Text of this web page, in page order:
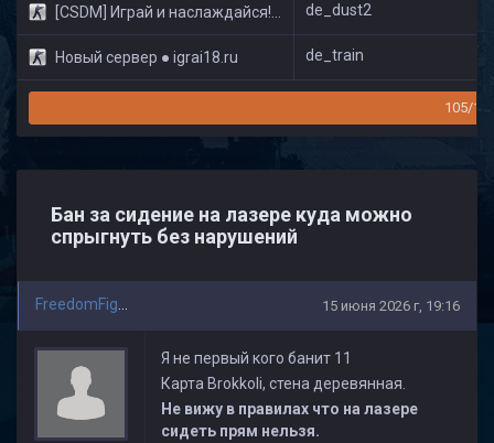
[CSDM] Играй и наслаждайся! © Classic de_dust2
Новый сервер ● igrai18.ru de_train
105/
Бан за сидение на лазере куда можно
спрыгнуть без нарушений
15 июня 2026 г, 19:16
Я не первый кого банит 11
Карта Brokkoli, стена деревянная.
Не вижу в правилах что на лазере
сидеть прям нельзя.